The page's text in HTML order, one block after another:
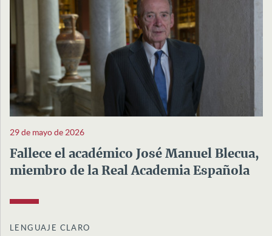
29 de mayo de 2026
Fallece el académico José Manuel Blecua,
miembro de la Real Academia Española
LENGUAJE CLARO